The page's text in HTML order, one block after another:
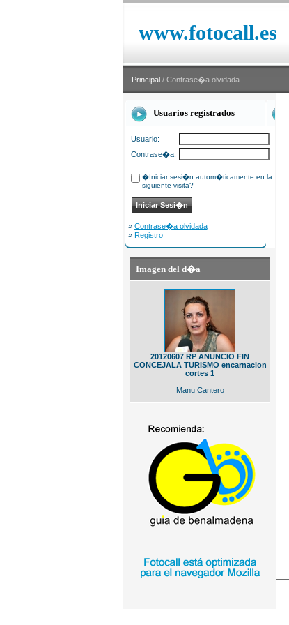
www.fotocall.es
Principal / Contrase�a olvidada
Usuarios registrados
Usuario:
Contrase�a:
�Iniciar sesi�n autom�ticamente en la
siguiente visita?
» Contrase�a olvidada
» Registro
Imagen del d�a
20120607 RP ANUNCIO FIN
CONCEJALA TURISMO encarnacion
cortes 1
Manu Cantero